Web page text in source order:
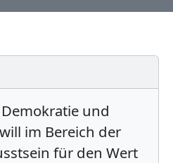
und
im Bereich der
für den Wert